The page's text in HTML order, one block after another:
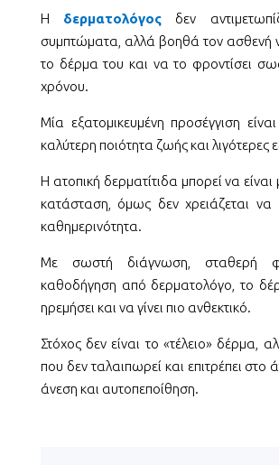
Η δερματολόγος δεν
συμπτώματα, αλλά βοηθά τον ασθενή
το δέρμα του και να το φροντίσει
χρόνου.
Μία εξατομικευμένη προσέγγιση
καλύτερη ποιότητα ζωής και λιγότερες
Η ατοπική δερματίτιδα μπορεί να είναι
κατάσταση, όμως δεν χρειάζεται να
καθημερινότητα.
Με σωστή διάγνωση, σταθερή
καθοδήγηση από δερματολόγο, το
ηρεμήσει και να γίνει πιο ανθεκτικό.
Στόχος δεν είναι το «τέλειο» δέρμα,
που δεν ταλαιπωρεί και επιτρέπει στο
άνεση και αυτοπεποίθηση.